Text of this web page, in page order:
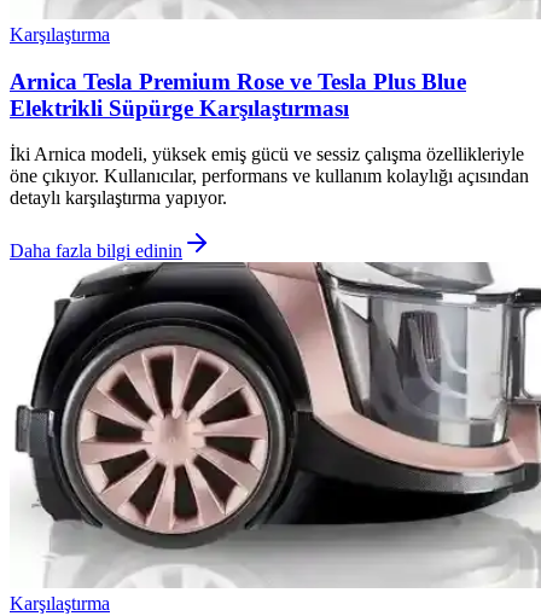
Karşılaştırma
Arnica Tesla Premium Rose ve Tesla Plus Blue
Elektrikli Süpürge Karşılaştırması
İki Arnica modeli, yüksek emiş gücü ve sessiz çalışma özellikleriyle
öne çıkıyor. Kullanıcılar, performans ve kullanım kolaylığı açısından
detaylı karşılaştırma yapıyor.
Daha fazla bilgi edinin
Karşılaştırma